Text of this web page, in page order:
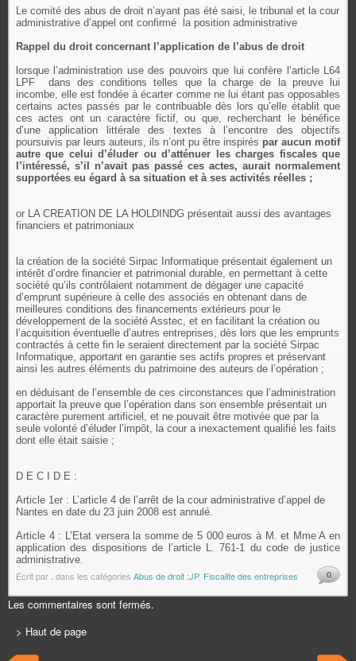
Le comité des abus de droit n’ayant pas été saisi, le tribunal et la cour
administrative d’appel ont confirmé
la position administrative
Rappel du droit concernant l’application de l’abus de droit
lorsque l’administration use des pouvoirs que lui confère l’article L64
LPF
dans des conditions telles que la charge de la preuve lui
incombe, elle est fondée à écarter comme ne lui étant pas opposables
certains actes passés par le contribuable dès lors qu’elle établit que
ces actes ont un caractère fictif, ou que, recherchant le bénéfice
d’une application littérale des textes à l’encontre des objectifs
poursuivis par leurs auteurs, ils n’ont pu être inspirés par aucun motif
autre que celui d’éluder ou d’atténuer les charges fiscales que
l’intéressé, s’il n’avait pas passé ces actes, aurait normalement
supportées eu égard à sa situation et à ses activités réelles ;
or LA CREATION DE LA HOLDINDG présentait aussi des avantages
financiers et patrimoniaux
la création de la société Sirpac Informatique présentait également un
intérêt d’ordre financier et patrimonial durable, en permettant à cette
société qu’ils contrôlaient notamment de dégager une capacité
d’emprunt supérieure à celle des associés en obtenant dans de
meilleures conditions des financements extérieurs pour le
développement de la société Asstec, et en facilitant la création ou
l’acquisition éventuelle d’autres entreprises, dès lors que les emprunts
contractés à cette fin le seraient directement par la société Sirpac
Informatique, apportant en garantie ses actifs propres et préservant
ainsi les autres éléments du patrimoine des auteurs de l’opération ;
en déduisant de l’ensemble de ces circonstances que l’administration
apportait la preuve que l’opération dans son ensemble présentait un
caractère purement artificiel, et ne pouvait être motivée que par la
seule volonté d’éluder l’impôt, la cour a inexactement qualifié les faits
dont elle était saisie ;
D E C I D E :
Article 1er : L’article 4 de l’arrêt de la cour administrative d’appel de
Nantes en date du 23 juin 2008 est annulé.
Article 4 : L’Etat versera la somme de 5 000 euros à M. et Mme A en
application des dispositions de l’article L. 761-1 du code de justice
administrative.
Écrit par dans les catégories Abus de droit :JP, Fiscalite des entreprises 0
Les commentaires sont fermés.
> Haut de page